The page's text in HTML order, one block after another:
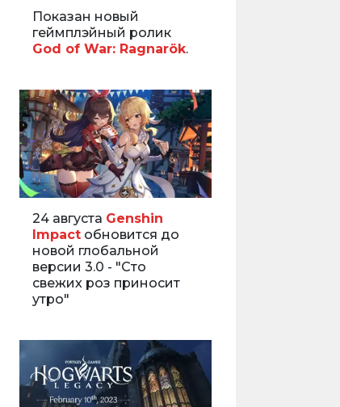
Показан новый
геймплэйный ролик
God of War: Ragnarök.
24 августа Genshin
Impactобновится до
новой глобальной
версии 3.0 - "Сто
свежих роз приносит
утро"